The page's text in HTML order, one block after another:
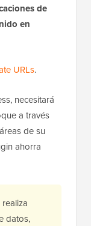
de
en
URLs.
necesitará
a través
de su
ahorra
datos,